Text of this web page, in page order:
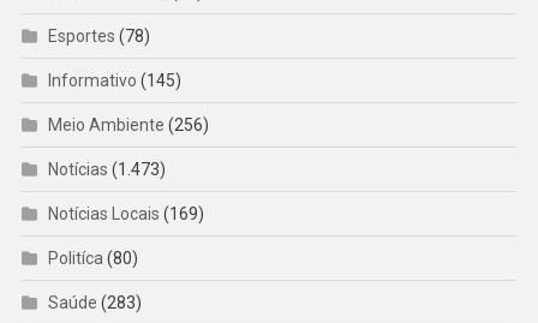
Esportes (78)
Informativo (145)
Meio Ambiente (256)
Notícias (1.473)
Notícias Locais (169)
Politíca (80)
Saúde (283)